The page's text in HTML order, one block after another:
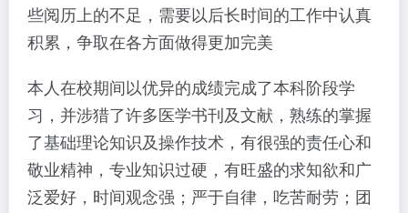
些阅历上的不足，需要以后长时间的工作中认真
积累，争取在各方面做得更加完美
本人在校期间以优异的成绩完成了本科阶段学
习，并涉猎了许多医学书刊及文献，熟练的掌握
了基础理论知识及操作技术，有很强的责任心和
敬业精神，专业知识过硬，有旺盛的求知欲和广
泛爱好，时间观念强；严于自律，吃苦耐劳；团